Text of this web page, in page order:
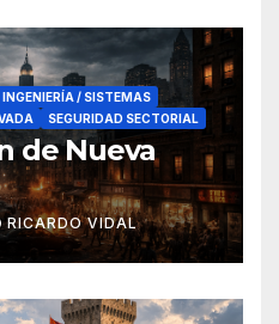
INGENIERÍA / SISTEMAS
SEGURIDAD SECTORIAL
de Nueva
RICARDO VIDAL